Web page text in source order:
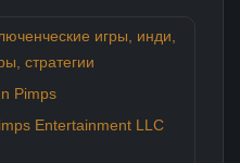
игры инди
стратегии
Pimps
Entertainment LLC